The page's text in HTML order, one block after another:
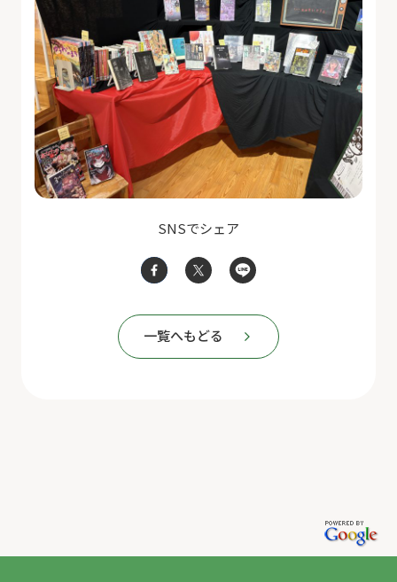
SNSでシェア
一覧へもどる